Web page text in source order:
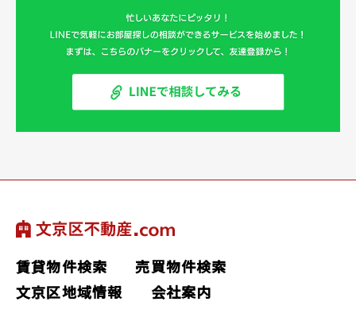
賃貸物件検索
売買物件検索
文京区地域情報
会社案内